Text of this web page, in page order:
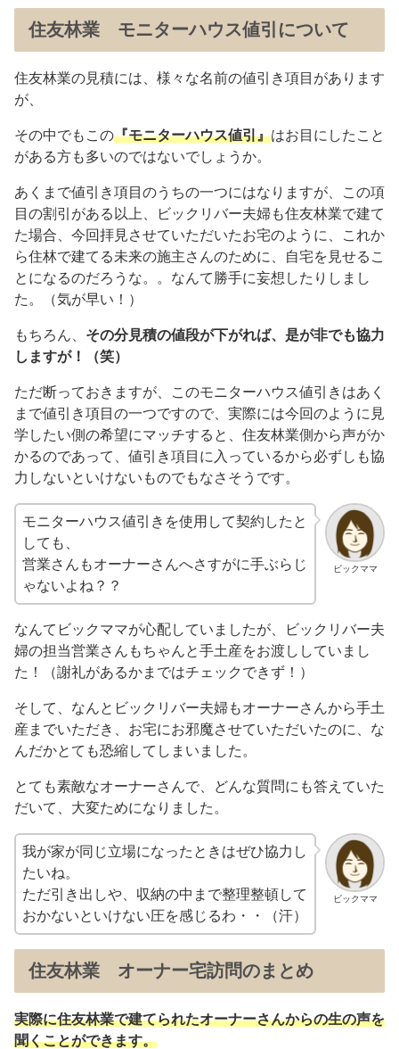
住友林業 モニターハウス値引について
住友林業の見積には、様々な名前の値引き項目があります
が、
その中でもこの『モニターハウス値引』はお目にしたこと
がある方も多いのではないでしょうか。
あくまで値引き項目のうちの一つにはなりますが、この項
目の割引がある以上、ビックリバー夫婦も住友林業で建て
た場合、今回拝見させていただいたお宅のように、これか
ら住林で建てる未来の施主さんのために、自宅を見せるこ
とになるのだろうな。。なんて勝手に妄想したりしまし
た。（気が早い！）
もちろん、 その分見積の値段が下がれば、是が非でも協力
しますが！（笑）
ただ断っておきますが、このモニターハウス値引きはあく
まで値引き項目の一つですので、実際には今回のように見
学したい側の希望にマッチすると、住友林業側から声がか
かるのであって、値引き項目に入っているから必ずしも協
力しないといけないものでもなさそうです。
ビックママ
モニターハウス値引きを使用して契約したと
しても、
営業さんもオーナーさんへさすがに手ぶらじ
ゃないよね？？
なんてビックママが心配していましたが、ビックリバー夫
婦の担当営業さんもちゃんと手土産をお渡ししていまし
た！（謝礼があるかまではチェックできず！）
そして、なんとビックリバー夫婦もオーナーさんから手土
産までいただき、お宅にお邪魔させていただいたのに、な
んだかとても恐縮してしまいました。
とても素敵なオーナーさんで、どんな質問にも答えていた
だいて、大変ためになりました。
ビックママ
我が家が同じ立場になったときはぜひ協力し
たいね。
ただ引き出しや、収納の中まで整理整頓して
おかないといけない圧を感じるわ・・（汗）
住友林業 オーナー宅訪問のまとめ
実際に住友林業で建てられたオーナーさんからの生の声を
聞くことができます。